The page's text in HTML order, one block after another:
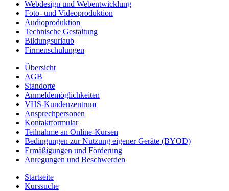
Webdesign und Webentwicklung
Foto- und Videoproduktion
Audioproduktion
Technische Gestaltung
Bildungsurlaub
Firmenschulungen
Übersicht
AGB
Standorte
Anmeldemöglichkeiten
VHS-Kundenzentrum
Ansprechpersonen
Kontaktformular
Teilnahme an Online-Kursen
Bedingungen zur Nutzung eigener Geräte (BYOD)
Ermäßigungen und Förderung
Anregungen und Beschwerden
Startseite
Kurssuche